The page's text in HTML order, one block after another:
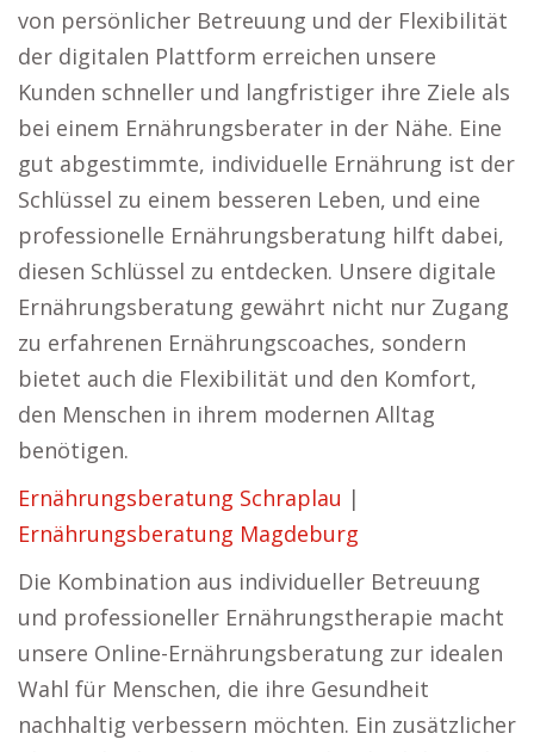
von persönlicher Betreuung und der Flexibilität
der digitalen Plattform erreichen unsere
Kunden schneller und langfristiger ihre Ziele als
bei einem Ernährungsberater in der Nähe. Eine
gut abgestimmte, individuelle Ernährung ist der
Schlüssel zu einem besseren Leben, und eine
professionelle Ernährungsberatung hilft dabei,
diesen Schlüssel zu entdecken. Unsere digitale
Ernährungsberatung gewährt nicht nur Zugang
zu erfahrenen Ernährungscoaches, sondern
bietet auch die Flexibilität und den Komfort,
den Menschen in ihrem modernen Alltag
benötigen.
Ernährungsberatung Schraplau |
Ernährungsberatung Magdeburg
Die Kombination aus individueller Betreuung
und professioneller Ernährungstherapie macht
unsere Online-Ernährungsberatung zur idealen
Wahl für Menschen, die ihre Gesundheit
nachhaltig verbessern möchten. Ein zusätzlicher